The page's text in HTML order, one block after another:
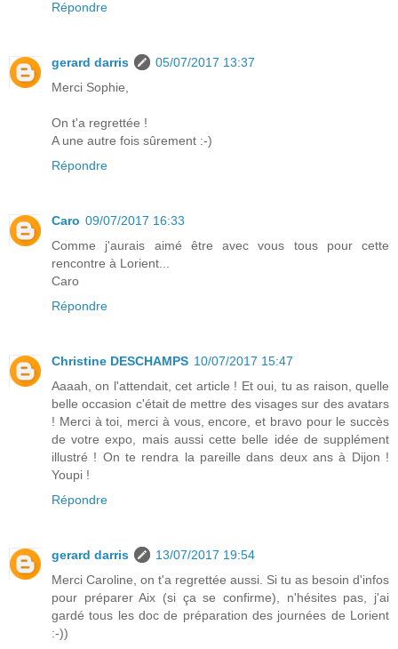
Répondre
gerard darris
05/07/2017 13:37
Merci Sophie,
On t'a regrettée !
A une autre fois sûrement :-)
Répondre
Caro 09/07/2017 16:33
Comme j'aurais aimé être avec vous tous pour cette
rencontre à Lorient...
Caro
Répondre
Christine DESCHAMPS 10/07/2017 15:47
Aaaah, on l'attendait, cet article ! Et oui, tu as raison, quelle
belle occasion c'était de mettre des visages sur des avatars
! Merci à toi, merci à vous, encore, et bravo pour le succès
de votre expo, mais aussi cette belle idée de supplément
illustré ! On te rendra la pareille dans deux ans à Dijon !
Youpi !
Répondre
gerard darris
13/07/2017 19:54
Merci Caroline, on t'a regrettée aussi. Si tu as besoin d'infos
pour préparer Aix (si ça se confirme), n'hésites pas, j'ai
gardé tous les doc de préparation des journées de Lorient
:-))